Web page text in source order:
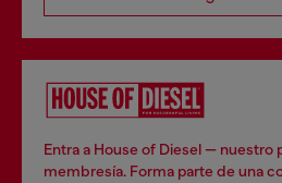
Entra a House of Diesel — nuestro
membresía. Forma parte de una